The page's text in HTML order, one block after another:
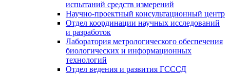
испытаний средств измерений
Научно-проектный консультационный центр
Отдел координации научных исследований
и разработок
Лаборатория метрологического обеспечения
биологических и информационных
технологий
Отдел ведения и развития ГСССД